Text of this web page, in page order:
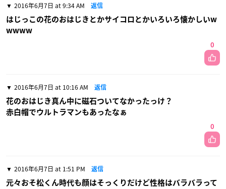
2016年6月7日 at 9:34 AM 返信
はじっこの花のおはじきとかサイコロとかいろいろ懐かしいw
wwww
0
2016年6月7日 at 10:16 AM 返信
花のおはじき真ん中に磁石ついてなかったっけ？
赤白帽でウルトラマンもあったなぁ
0
2016年6月7日 at 1:51 PM 返信
元々おそ松くん時代も顔はそっくりだけど性格はバラバラって